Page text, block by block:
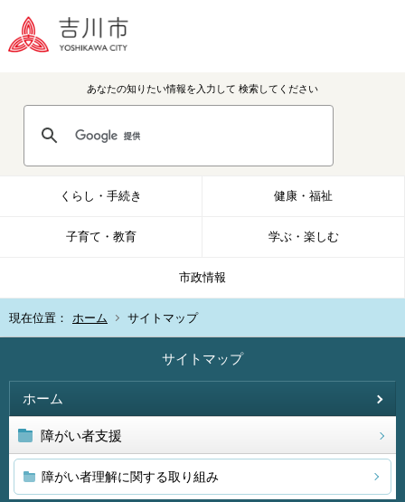
あなたの知りたい情報を入力して 検索してください
くらし・手続き 健康・福祉
子育て・教育 学ぶ・楽しむ
市政情報
現在位置： ホーム サイトマップ
サイトマップ
ホーム
障がい者支援
障がい者理解に関する取り組み